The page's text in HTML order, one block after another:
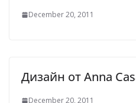
December 20, 2011
Дизайн от Anna
December 20, 2011